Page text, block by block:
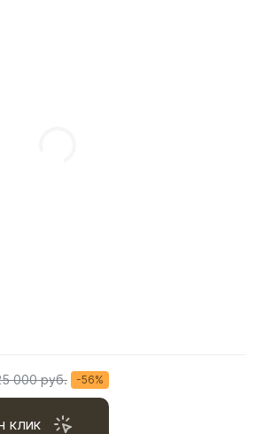
000 руб. -56%
клик